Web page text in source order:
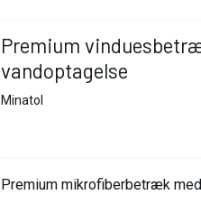
Premium
vandoptagelse
Minatol
Premium mikrofiberbetræk